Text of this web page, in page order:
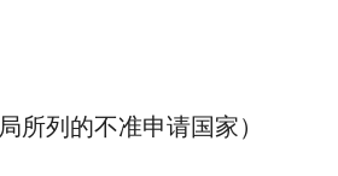
局所列的不准申请国家）